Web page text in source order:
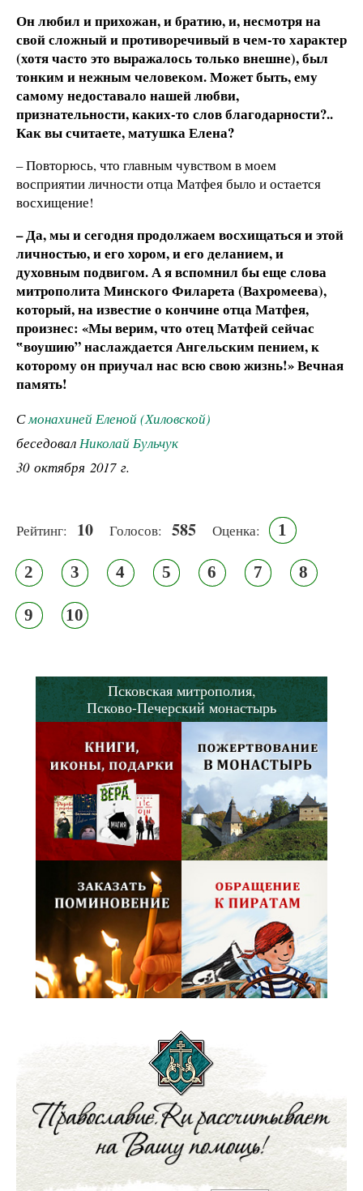
Он любил и прихожан, и братию, и, несмотря на
свой сложный и противоречивый в чем-то характер
(хотя часто это выражалось только внешне), был
тонким и нежным человеком. Может быть, ему
самому недоставало нашей любви,
признательности, каких-то слов благодарности?..
Как вы считаете, матушка Елена?
–Повторюсь, что главным чувством в моем
восприятии личности отца Матфея было и остается
восхищение!
– Да, мы и сегодня продолжаем восхищаться и этой
личностью, и его хором, и его деланием, и
духовным подвигом. А я вспомнил бы еще слова
митрополита Минского Филарета (Вахромеева),
который, на известие о кончине отца Матфея,
произнес: «Мы верим, что отец Матфей сейчас
‟воушию” наслаждается Ангельским пением, к
которому он приучал нас всю свою жизнь!» Вечная
память!
Смонахиней Еленой (Хиловской)
беседовалНиколай Бульчук
30 октября 2017 г.
Рейтинг: 10 Голосов: 585 Оценка: 1
2 3 4 5 6 7 8
9 10
Псковская митрополия,
Псково-Печерский монастырь